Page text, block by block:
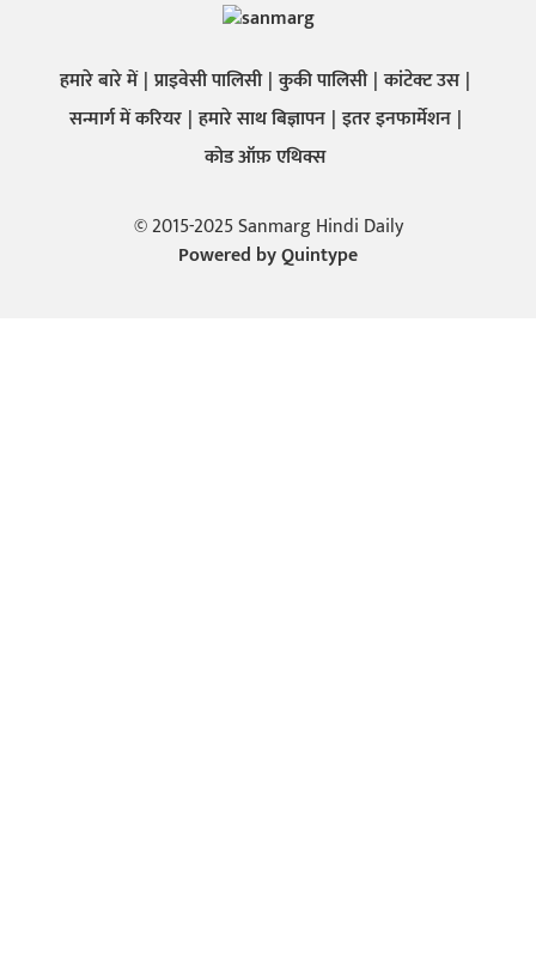
हमारे बारे में प्राइवेसी पालिसी कुकी पालिसी कांटेक्ट उस
सन्मार्ग में करियर हमारे साथ बिज्ञापन इतर इनफार्मेशन
कोड ऑफ़ एथिक्स
© 2015-2025 Sanmarg Hindi Daily
Powered byQuintype